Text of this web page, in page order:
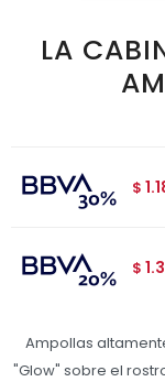
LA
$
$
Ampollas
"Glow" sobre el